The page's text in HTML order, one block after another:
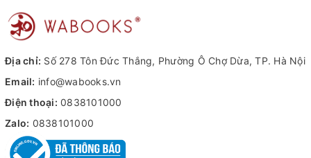
Địa chỉ: Số 278 Tôn Đức Thắng, Phường Ô Chợ Dừa, TP. Hà Nội
Email: info@wabooks.vn
Điện thoại: 0838101000
Zalo: 0838101000